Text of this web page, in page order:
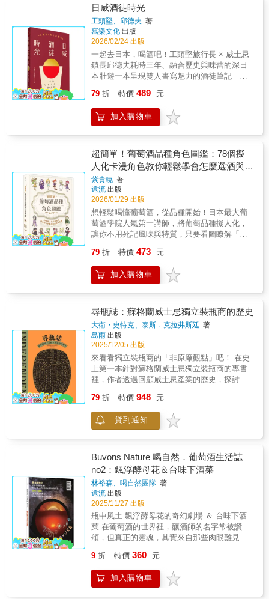
《Bar & Home雞尾酒時光》，能讓更多人將雞
尾酒視為日常生活中快樂又美味的享受。＿
World Class世界冠軍 Bannie Kang我們剛開始
經營YouTube頻道「酒品格（주품격）」時，
其實就是希望能有更多人是輕鬆享受雞尾酒與
酒吧文化，而不是非得受到特殊節日、場合的
侷限。願《Bar & Home雞尾酒時光》能讓雞尾
酒走進各位的生活，用一杯酒得到樂趣與滿
足。＿Le Chamber老闆兼調酒師 Lim Jae Jin
別的時刻細細品味。當下班後的你身心俱疲得
只想靜靜獨處時，不妨翻開《Bar & Home雞尾
酒時光》吧。或許，你就能用豁然開朗的心情
酒師 Son Seok Ho我曾與作者一起製作過許多
雞尾酒相關的課程內容，也培訓了不少調酒
師。一般來說，調酒師都有些私藏的獨門祕
訣，但作者卻在《Bar & Home雞尾酒時光》大
方公開。他一如既往，總是樂於與更多人分享
如何調製美味的雞尾酒，並且從未停止創新。
＿Mixology 老闆兼調酒師 Kim Hyun★不藏私
教學 內附調酒師示範QR code影片
人們帶來傷害，也不像啤酒那麼使人脹肚。富
裕起來的人們，「汽車、旅遊、紅酒」一個都
不能少，已成為一種高品位的時尚追求。當
然，生活本繽紛，各自追求不同。「葡萄美酒
夜光杯」，美好的東西總是令人嚮往﹗
日威酒徒時光
工頭堅、邱德夫 著
寫樂文化 出版
2026/02/24 出版
一起去日本，喝酒吧！工頭堅旅行長 × 威士忌
鎮長邱德夫耗時三年、融合歷史與味蕾的深日
本壯遊一本呈現雙人書寫魅力的酒徒筆記 被
木工程師的理科腦鑽研威士忌世界，對酒廠與
製程熟稔無比；而經營自媒體的「旅行長」工
頭堅是資深的日本文化與旅遊愛好者，開啟個
程師VS. 最會說故事的文化旅人，在各自的領
域發光，當他們因威士忌而結緣成為旅伴，展
開《日威酒徒時光》寫作計畫、以各自理解的
方式踏上尋酒之路，旅行便不只是地理上的移
動，而是成為從多重角度去重新理解日本風
土、文化與人的創作。 ★華文首部！雙作者
日本威士忌專書 深入老中青三代蒸餾所，探訪
日本神祕的【秩父二廠】與【水楢木製桶
廠】。★超過390張精美照片+圖表，視覺與知
識的雙重饗宴 三年實地踏查，珍貴的第一手資
地方風景。★ 破解日威投資與收藏的迷思 從酒
款「輕井澤1960」的拍賣千萬天價到「偽日
威」亂象，消費者選購日威必讀！正好，我們
起文化地圖】每一座蒸餾所都是一扇門，導引
我們走訪不同層次的日本o繞行南阿爾卑斯山的
白州蒸餾所之旅：搭乘明治22年鋪設的中央本
線特急「梓」，當列車穿越山梨縣的山谷，窗
外掠過的不只是風景，更是日本近代化的軌
跡。o重溫《輕井澤症候群》90年代美好的青春
場景：還記得村上春樹筆下的輕井澤嗎？旅行
忌，更有一整個世代的青春記憶！o到余市，絕
不能錯過北海道燻製文化：創業於1948年的南
保留太郎商店，使用北海道櫻花木冷燻海鮮與
合。o山崎蒸餾所的800年歷史「離宮之水」：
鎌倉時代後鳥羽上皇離宮的御用水，也是茶聖
千利休心中「茶之水」的極致，到山崎便能體
會威士忌與茶藝的美學。o安藤忠雄設計的大山
崎山莊美術館：造訪朝日集團與京都府合作重
建、結合英式都鐸風格與清水混凝土的美術
館，欣賞莫內的《睡蓮》。【深歷史：酒標背
後的傳奇與真相】【深酒廠：揭開極致工藝的
神秘面紗】
79 折 特價 489 元
加入購物車
超簡單！葡萄酒品種角色圖鑑：78個擬
人化卡漫角色教你輕鬆學會怎麼選酒與喝
酒
紫貴曉 著
遠流 出版
2026/01/29 出版
想輕鬆喝懂葡萄酒，從品種開始！日本最大葡
萄酒學院人氣第一講師，將葡萄品種擬人化，
讓你不用死記風味與特質，只要看圖瞭解「葡
萄品種擬人化，輕鬆認識葡萄酒與品種的入門
書！就算是初學者，也能一看就懂！由可愛的
擬人化角色帶你走進葡萄酒的世界——原來葡
的風味與特質，幫助讀者輕鬆記憶，讓學習過
程既輕鬆又有趣。書中精選78種代表性葡萄品
種，從法國、義大利、德國到日本、南美洲等
16國全部網羅。一次搞懂葡萄酒的基礎知識、
風味特徵、搭餐建議、選酒&品飲技巧。從香
氣、風味到風土，透過生動的視覺化設計輕鬆
掌握。書中還收錄了葡萄酒入門者最想知道的
基礎知識，例如：「如何讀懂酒標」、「選購
時的小技巧」、「葡萄酒杯的選用」、「喝不
原本令人卻步的內容整理成一套清晰易懂的系
統。讀完就能掌握所有葡萄酒基本知識。 「今
天希望能有神清氣爽的感覺，那就來喝帶有草
吧！」「搭配濃郁辛辣的黑胡椒料理，就選希
哈（Syrah）！」「優雅的午間時光，用灰皮諾
（Pinot Gris）氣泡酒來乾杯！」 只要掌握一些
基礎知識，就能依照心情挑選葡萄酒！全書內
容淺顯易懂，卻蘊含深度，是一本讓人會一翻
再翻、每次喝酒或選酒時都想再拿出來看的實
用指南。 複雜的葡萄酒世界，變得親切又有
趣！葡萄、產地、年份、香氣……資訊太多，
萄酒有一條「捷徑」，那就是：了解葡萄品種
的個性！ 本書將眾多葡萄品種中最值得認識的
78種全部「擬人化」。你可以找出自己的「最
79 折 特價 473 元
加入購物車
尋瓶誌：蘇格蘭威士忌獨立裝瓶商的歷史
大衛・史特克、泰斯．克拉弗斯廷 著
島雨 出版
2025/12/05 出版
來看看獨立裝瓶商的「非原廠觀點」吧！ 在史
上第一本針對蘇格蘭威士忌獨立裝瓶商的專書
裡，作者透過回顧威士忌產業的歷史，探討了
又愛恨交織的關係，以及獨立裝瓶如何對威士
忌文化產生了深遠的影響。 作者以自身經驗與
自己的獨立裝瓶事業為例，帶著讀者近距離觀
迷。 此外，本書也系統性地整理了那些已經消
失與仍然活躍的獨立裝瓶商。透過業者們的第
一手告白，勾勒出一個個以家族精神與對威士
忌的熱情為基石的事業縮影。  獨立裝瓶商的
桶子是從哪來的？  開獨立裝瓶商一次就上
手？  獨立裝瓶商的生存之道？  酒廠與獨立
裝瓶商之間的火花？  獨立裝瓶商的未來？
&laquo; 台灣版推薦序 蘇格蘭雙耳小酒杯執杯
大師姚和成
79 折 特價 948 元
貨到通知
Buvons Nature 喝自然．葡萄酒生活誌
no2：飄浮酵母花＆台味下酒菜
林裕森、喝自然團隊 著
遠流 出版
2025/11/27 出版
瓶中風土 飄浮酵母花的奇幻劇場 ＆ 台味下酒
菜 在葡萄酒的世界裡，釀酒師的名字常被讚
頌，但真正的靈魂，其實來自那些肉眼難見的
在發酵的黑暗裡，將果實化為酒，譜出風味與
生命的協奏曲。本書便以這群無形的釀酒者為
主角，帶領讀者走進自然酒的神祕宇宙，理解
9 折 特價 360 元
加入購物車